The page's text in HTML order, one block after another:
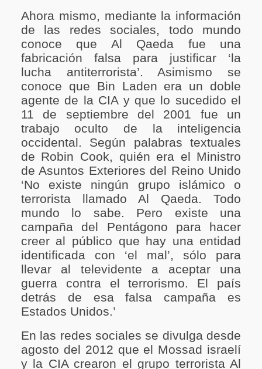
Ahora mismo, mediante la información
de las redes sociales, todo mundo
conoce que Al Qaeda fue una
fabricación falsa para justificar ‘la
lucha antiterrorista’. Asimismo se
conoce que Bin Laden era un doble
agente de la CIA y que lo sucedido el
11 de septiembre del 2001 fue un
trabajo oculto de la inteligencia
occidental. Según palabras textuales
de Robin Cook, quién era el Ministro
de Asuntos Exteriores del Reino Unido
‘No existe ningún grupo islámico o
terrorista llamado Al Qaeda. Todo
mundo lo sabe. Pero existe una
campaña del Pentágono para hacer
creer al público que hay una entidad
identificada con ‘el mal’, sólo para
llevar al televidente a aceptar una
guerra contra el terrorismo. El país
detrás de esa falsa campaña es
Estados Unidos.’
En las redes sociales se divulga desde
agosto del 2012 que el Mossad israelí
y la CIA crearon el grupo terrorista Al